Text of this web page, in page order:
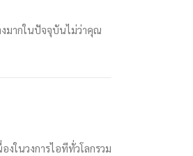
มากในปัจจุบันไม่ว่าคุณ
ในวงการไอทีทั่วโลกรวม